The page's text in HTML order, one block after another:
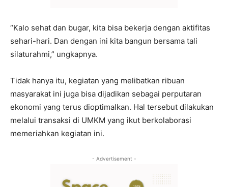
“Kalo sehat dan bugar, kita bisa bekerja dengan aktifitas
sehari-hari. Dan dengan ini kita bangun bersama tali
silaturahmi,” ungkapnya.
Tidak hanya itu, kegiatan yang melibatkan ribuan
masyarakat ini juga bisa dijadikan sebagai perputaran
ekonomi yang terus dioptimalkan. Hal tersebut dilakukan
melalui transaksi di UMKM yang ikut berkolaborasi
memeriahkan kegiatan ini.
- Advertisement -